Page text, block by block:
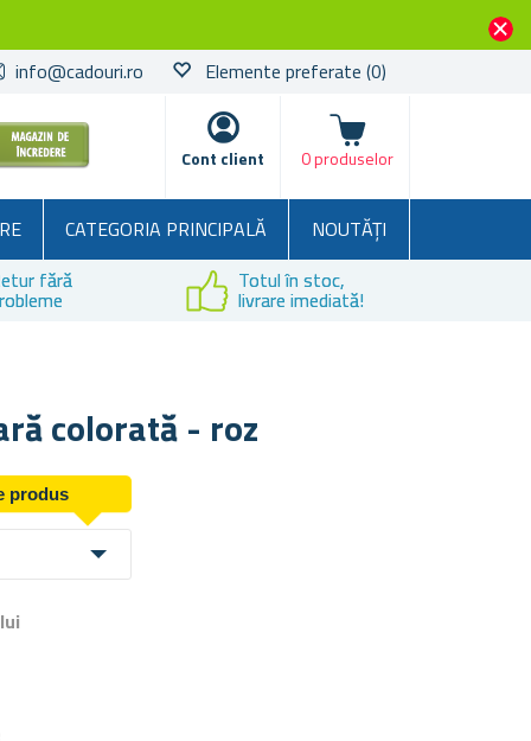
info@cadouri.ro Elemente preferate (0)
Cont client
Coșul
0 produselor
CATEGORIA PRINCIPALĂ
NOUTĂȚI
fără Totul în stoc,
livrare imediată!
colorată - roz
produs